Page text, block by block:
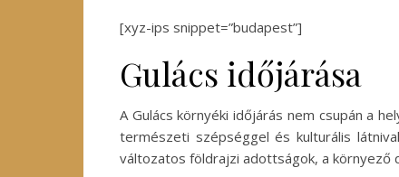
[xyz-ips snippet=”budapest”]
Gulács időjárása
A Gulács környéki időjárás nem csupán a
természeti szépséggel és kulturális
változatos földrajzi adottságok, a környező